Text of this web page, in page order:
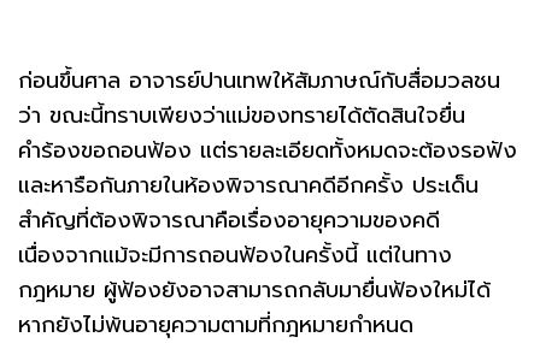
ก่อนขึ้นศาล อาจารย์ปานเทพให้สัมภาษณ์กับสื่อมวลชน
ว่า ขณะนี้ทราบเพียงว่าแม่ของทรายได้ตัดสินใจยื่น
คำร้องขอถอนฟ้อง แต่รายละเอียดทั้งหมดจะต้องรอฟัง
และหารือกันภายในห้องพิจารณาคดีอีกครั้ง ประเด็น
สำคัญที่ต้องพิจารณาคือเรื่องอายุความของคดี
เนื่องจากแม้จะมีการถอนฟ้องในครั้งนี้ แต่ในทาง
กฎหมาย ผู้ฟ้องยังอาจสามารถกลับมายื่นฟ้องใหม่ได้
หากยังไม่พ้นอายุความตามที่กฎหมายกำหนด